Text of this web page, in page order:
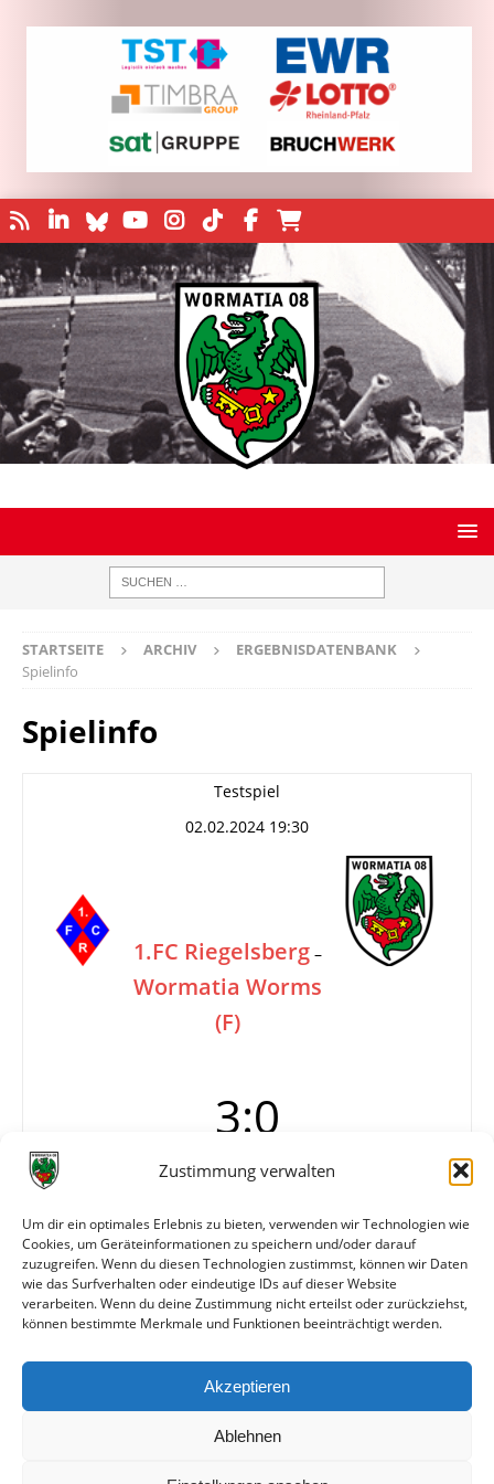
Zustimmung verwalten
Um dir ein optimales Erlebnis zu bieten, verwenden wir Technologien wie
Cookies, um Geräteinformationen zu speichern und/oder darauf
zuzugreifen. Wenn du diesen Technologien zustimmst, können wir Daten
wie das Surfverhalten oder eindeutige IDs auf dieser Website
verarbeiten. Wenn du deine Zustimmung nicht erteilst oder zurückziehst,
können bestimmte Merkmale und Funktionen beeinträchtigt werden.
Akzeptieren
Ablehnen
STARTSEITE ARCHIV
ERGEBNISDATENBANK
Spielinfo
Spielinfo
Testspiel
02.02.2024 19:30
1.FC Riegelsberg –
Wormatia Worms
(F)
3:0
50 Zuschauer
Tore
1:0 Pelzer (37.)
2:0 Balzert (65.)
3:0 Darimont (81.)
Alle bisherigen Partien der beiden Mannschaften
anzeigen